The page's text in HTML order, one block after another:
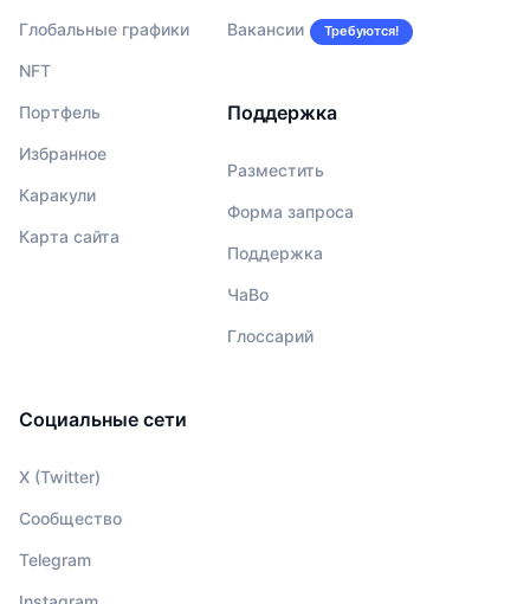
Глобальные графики
NFT
Портфель
Избранное
Каракули
Карта сайта
Вакансии Требуются!
Поддержка
Разместить
Форма запроса
Поддержка
ЧаВо
Глоссарий
Социальные сети
X (Twitter)
Сообщество
Telegram